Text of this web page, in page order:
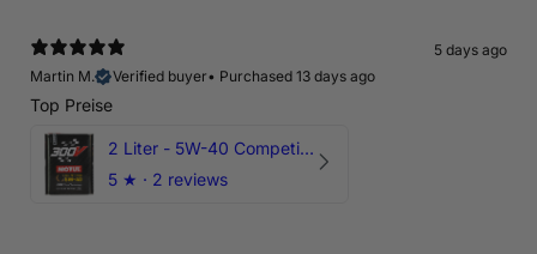
5 days ago
Martin M.
Verified buyer• Purchased 13 days ago
Top Preise
2 Liter - 5W-40 Competition 300V Motul Motoröl
5 ★ · 2 reviews